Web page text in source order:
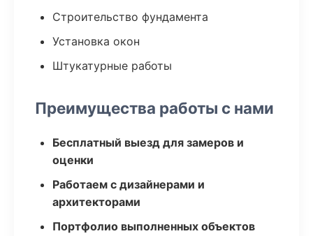
Строительство фундамента
Установка окон
Штукатурные работы
Преимущества работы с нами
Бесплатный выезд для замеров и
оценки
Работаем с дизайнерами и
архитекторами
Портфолио выполненных объектов